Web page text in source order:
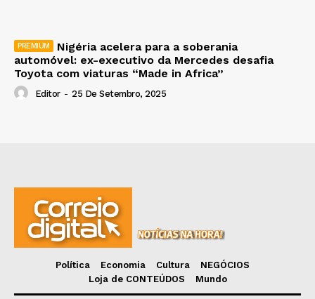
Nigéria acelera para a soberania
automóvel: ex-executivo da Mercedes desafia
Toyota com viaturas “Made in Africa”
Editor - 25 De Setembro, 2025
Política Economia Cultura
NEGÓCIOS
Loja de CONTEÚDOS
Mundo